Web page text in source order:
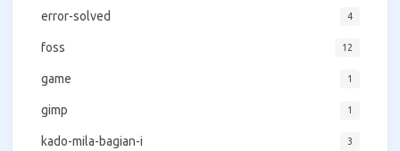
error-solved 4
foss 12
game 1
gimp 1
kado-mila-bagian-i 3